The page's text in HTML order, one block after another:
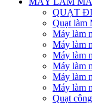
QUẠT
Quạt làm
Máy làm
Máy làm
Máy làm
Máy làm
Máy làm
Máy làm
Quạt